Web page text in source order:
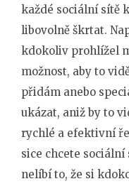
každé sociální sítě
libovolně škrtat.
kdokoliv prohlížel
možnost, aby to
přidám anebo
ukázat, aniž by to
rychlé a efektivní
sice chcete
nelíbí to, že si